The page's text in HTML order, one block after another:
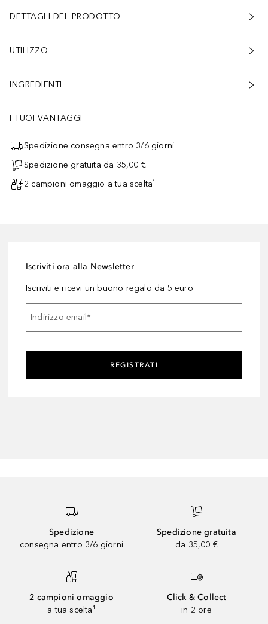
DETTAGLI DEL PRODOTTO
UTILIZZO
INGREDIENTI
I TUOI VANTAGGI
Spedizione consegna entro 3/6 giorni
Spedizione gratuita da 35,00 €
2 campioni omaggio a tua scelta¹
Iscriviti ora alla Newsletter
Iscriviti e ricevi un buono regalo da 5 euro
Indirizzo email*
REGISTRATI
Spedizione
consegna entro 3/6 giorni
Spedizione gratuita
da 35,00 €
2 campioni omaggio
a tua scelta¹
Click & Collect
in 2 ore